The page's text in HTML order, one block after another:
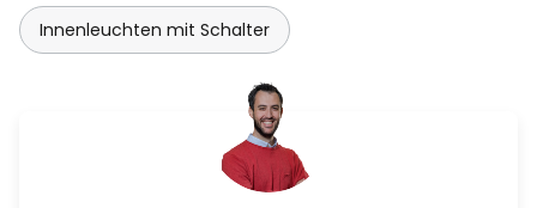
Innenleuchten mit Schalter